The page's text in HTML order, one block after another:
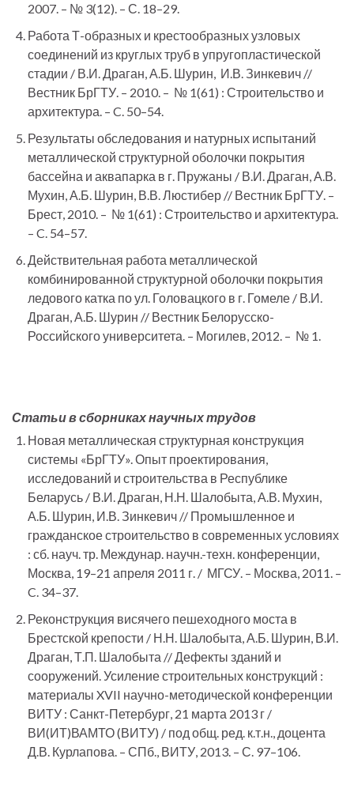
2007. – № 3(12). – С. 18–29.
Работа Т-образных и крестообразных узловых
соединений из круглых труб в упругопластической
стадии / В.И. Драган, А.Б. Шурин, И.В. Зинкевич //
Вестник БрГТУ. – 2010. – № 1(61) : Строительство и
архитектура. – C. 50–54.
Результаты обследования и натурных испытаний
металлической структурной оболочки покрытия
бассейна и аквапарка в г. Пружаны / В.И. Драган, А.В.
Мухин, А.Б. Шурин, В.В. Люстибер // Вестник БрГТУ. –
Брест, 2010. – № 1(61) : Строительство и архитектура.
– C. 54–57.
Действительная работа металлической
комбинированной структурной оболочки покрытия
ледового катка по ул. Головацкого в г. Гомеле / В.И.
Драган, А.Б. Шурин // Вестник Белорусско-
Российского университета. – Могилев, 2012. – № 1.
Статьи в сборниках научных трудов
Новая металлическая структурная конструкция
системы «БрГТУ». Опыт проектирования,
исследований и строительства в Республике
Беларусь / В.И. Драган, Н.Н. Шалобыта, А.В. Мухин,
А.Б. Шурин, И.В. Зинкевич // Промышленное и
гражданское строительство в современных условиях
: сб. науч. тр. Междунар. научн.-техн. конференции,
Москва, 19–21 апреля 2011 г. / МГСУ. – Москва, 2011. –
C. 34–37.
Реконструкция висячего пешеходного моста в
Брестской крепости / Н.Н. Шалобыта, А.Б. Шурин, В.И.
Драган, Т.П. Шалобыта // Дефекты зданий и
сооружений. Усиление строительных конструкций :
материалы XVII научно-методической конференции
ВИТУ : Санкт-Петербург, 21 марта 2013 г /
ВИ(ИТ)ВАМТО (ВИТУ) / под общ. ред. к.т.н., доцента
Д.В. Курлапова. – СПб., ВИТУ, 2013. – С. 97–106.